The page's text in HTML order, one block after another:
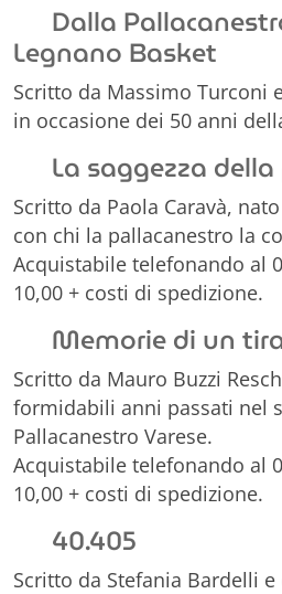
Dalla
Legnano Basket
Scritto da Massimo Turconi
in occasione dei 50 anni
La saggezza
Scritto da Paola Caravà,
con chi la pallacanestro la
Acquistabile telefonando al
10,00 + costi di spedizione.
Memorie di un
Scritto da Mauro Buzzi
formidabili anni passati nel
Pallacanestro Varese.
Acquistabile telefonando al
10,00 + costi di spedizione.
40.405
Scritto da Stefania Bardelli